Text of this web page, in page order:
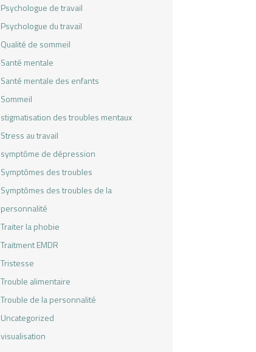
Psychologue de travail
Psychologue du travail
Qualité de sommeil
Santé mentale
Santé mentale des enfants
Sommeil
stigmatisation des troubles mentaux
Stress au travail
symptôme de dépression
Symptômes des troubles
Symptômes des troubles de la
personnalité
Traiter la phobie
Traitment EMDR
Tristesse
Trouble alimentaire
Trouble de la personnalité
Uncategorized
visualisation